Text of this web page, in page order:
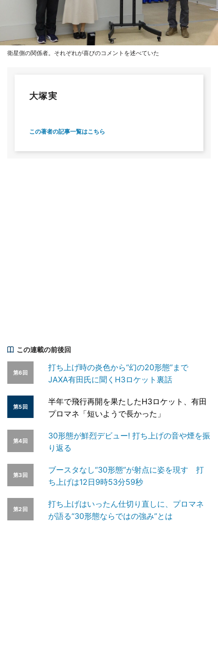
衛星側の関係者。それぞれが喜びのコメントを述べていた
大塚実
この著者の記事一覧はこちら
この連載の前後回
第6回
打ち上げ時の炎色から“幻の20形態”まで
JAXA有田氏に聞くH3ロケット裏話
第5回
半年で飛行再開を果たしたH3ロケット、有田
プロマネ「短いようで長かった」
第4回
30形態が鮮烈デビュー! 打ち上げの音や煙を振
り返る
第3回
ブースタなし“30形態”が射点に姿を現す 打
ち上げは12日9時53分59秒
第2回
打ち上げはいったん仕切り直しに、プロマネ
が語る“30形態ならではの強み”とは